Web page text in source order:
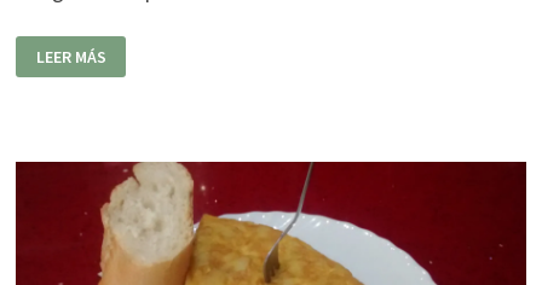
CERVECERÍA
PISTÓN
LEER MÁS